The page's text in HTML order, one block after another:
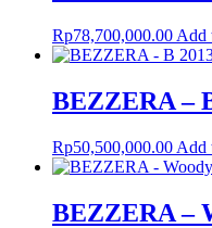
Rp78,700,000.00 Add
BEZZERA –
Rp50,500,000.00 Add
BEZZERA –